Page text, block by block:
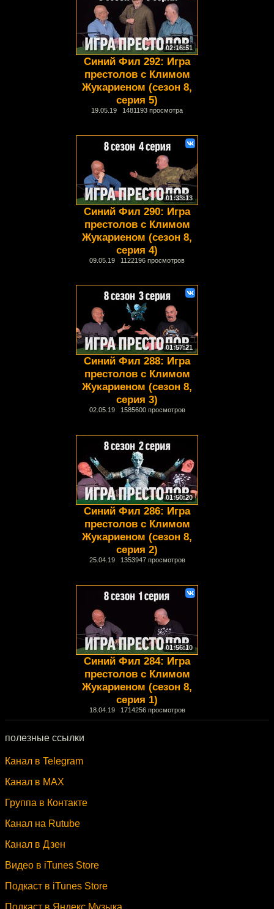
02:16:51
Синий Фил 292: Игра
престолов с Климом
Жукариеном (сезон 8,
серия 5)
19.05.19 1481193 просмотра
01:33:13
Синий Фил 290: Игра
престолов с Климом
Жукариеном (сезон 8,
серия 4)
09.05.19 1122196 просмотров
01:57:21
Синий Фил 288: Игра
престолов с Климом
Жукариеном (сезон 8,
серия 3)
02.05.19 1585600 просмотров
01:50:20
Синий Фил 286: Игра
престолов с Климом
Жукариеном (сезон 8,
серия 2)
25.04.19 1353947 просмотров
01:56:10
Синий Фил 284: Игра
престолов с Климом
Жукариеном (сезон 8,
серия 1)
18.04.19 1714256 просмотров
полезные ссылки
Канал в Telegram
Канал в MAX
Группа в Контакте
Канал на Rutube
Канал в Дзен
Видео в iTunes Store
Подкаст в iTunes Store
Подкаст в Яндекс.Музыка